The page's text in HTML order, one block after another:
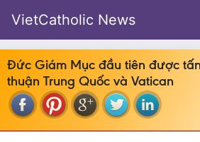
VietCatholic News
Đức Giám Mục đầu tiên được
thuận Trung Quốc và Vatican